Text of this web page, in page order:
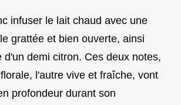
infuser le lait chaud avec une
grattée et bien ouverte, ainsi
d'un demi citron. Ces deux notes,
l'autre vive et fraîche, vont
profondeur durant son